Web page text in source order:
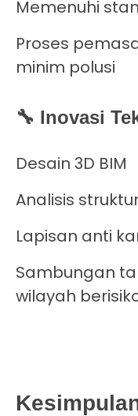
Memenuhi
Proses
minim polusi
🔧 Inovasi
Desain 3D BIM
Analisis
Lapisan anti
Sambungan
wilayah